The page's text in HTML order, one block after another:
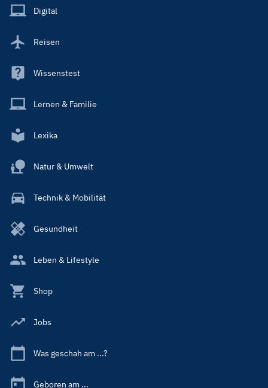
Main
Digital
Reisen
Wissenstest
Lernen & Familie
Lexika
Natur & Umwelt
Technik & Mobilität
Gesundheit
Leben & Lifestyle
Shop
Jobs
Was geschah am ...?
Geboren am ...